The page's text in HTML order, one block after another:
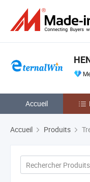
Accueil
Accueil Produits